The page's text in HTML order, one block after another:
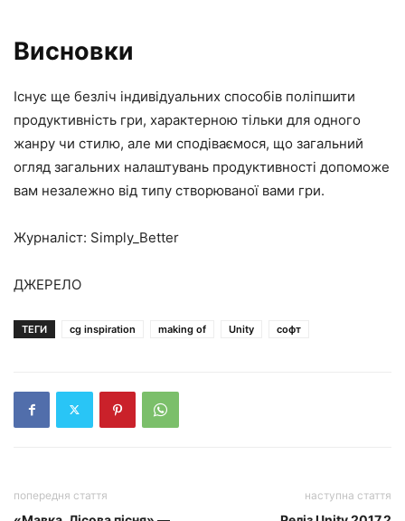
Висновки
Існує ще безліч індивідуальних способів поліпшити
продуктивність гри, характерною тільки для одного
жанру чи стилю, але ми сподіваємося, що загальний
огляд загальних налаштувань продуктивності допоможе
вам незалежно від типу створюваної вами гри.
Журналіст: Simply_Better
ДЖЕРЕЛО
ТЕГИ cg inspiration making of Unity софт
попередня стаття наступна стаття